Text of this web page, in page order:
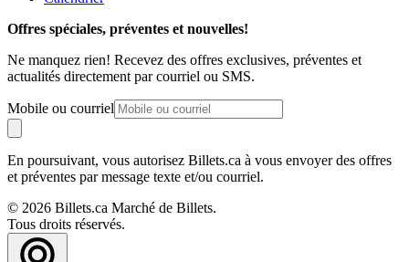
Offres spéciales, préventes et nouvelles!
Ne manquez rien! Recevez des offres exclusives, préventes et
actualités directement par courriel ou SMS.
Mobile ou courriel
En poursuivant, vous autorisez Billets.ca à vous envoyer des offres
et préventes par message texte et/ou courriel.
© 2026 Billets.ca Marché de Billets.
Tous droits réservés.